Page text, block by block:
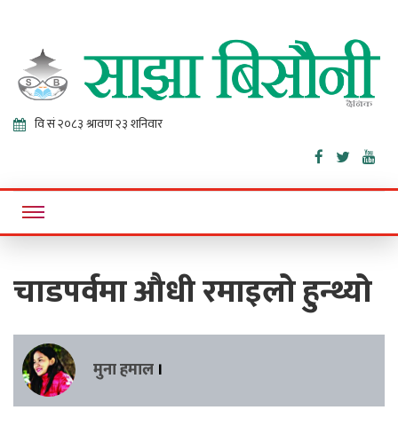
Sajha
Bisaunee
Online News Portal
चाडपर्वमा औधी रमाइलो हुन्थ्यो
मुना हमाल ।